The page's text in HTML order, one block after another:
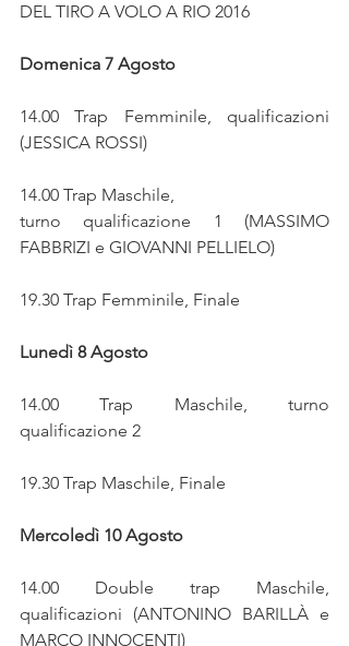
DEL TIRO A VOLO A RIO 2016
Domenica 7 Agosto
14.00 Trap Femminile, qualificazioni
(JESSICA ROSSI)
14.00 Trap Maschile,
turno qualificazione 1 (MASSIMO
FABBRIZI e GIOVANNI PELLIELO)
19.30 Trap Femminile, Finale
Lunedì 8 Agosto
14.00 Trap Maschile, turno
qualificazione 2
19.30 Trap Maschile, Finale
Mercoledì 10 Agosto
14.00 Double trap Maschile,
qualificazioni (ANTONINO BARILLÀ e
MARCO INNOCENTI)